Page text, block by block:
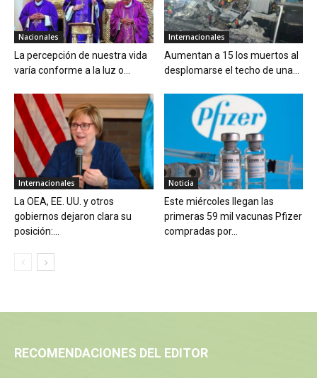
Nacionales
La percepción de nuestra vida
varía conforme a la luz o...
Internacionales
Aumentan a 15 los muertos al
desplomarse el techo de una...
Internacionales
La OEA, EE. UU. y otros
gobiernos dejaron clara su
posición:...
Noticia
Este miércoles llegan las
primeras 59 mil vacunas Pfizer
compradas por...
RECOMENDACIONES DEL EDITOR